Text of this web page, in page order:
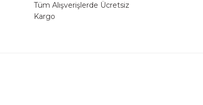
Tüm Alışverişlerde Ücretsiz
Kargo